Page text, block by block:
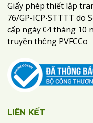
Giấy phép thiết lập
76/GP-ICP-STTTT do
cấp ngày 04 tháng 10
truyền thông PVFCCo
LIÊN KẾT